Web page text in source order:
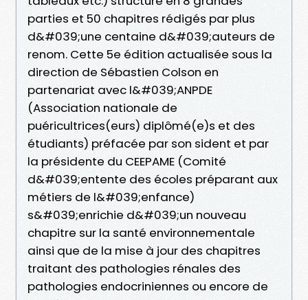
parties et 50 chapitres rédigés par plus
d&#039;une centaine d&#039;auteurs de
renom. Cette 5e édition actualisée sous la
direction de Sébastien Colson en
partenariat avec l&#039;ANPDE
(Association nationale de
puéricultrices(eurs) diplômé(e)s et des
étudiants) préfacée par son sident et par
la présidente du CEEPAME (Comité
d&#039;entente des écoles préparant aux
métiers de l&#039;enfance)
s&#039;enrichie d&#039;un nouveau
chapitre sur la santé environnementale
ainsi que de la mise à jour des chapitres
traitant des pathologies rénales des
pathologies endocriniennes ou encore de